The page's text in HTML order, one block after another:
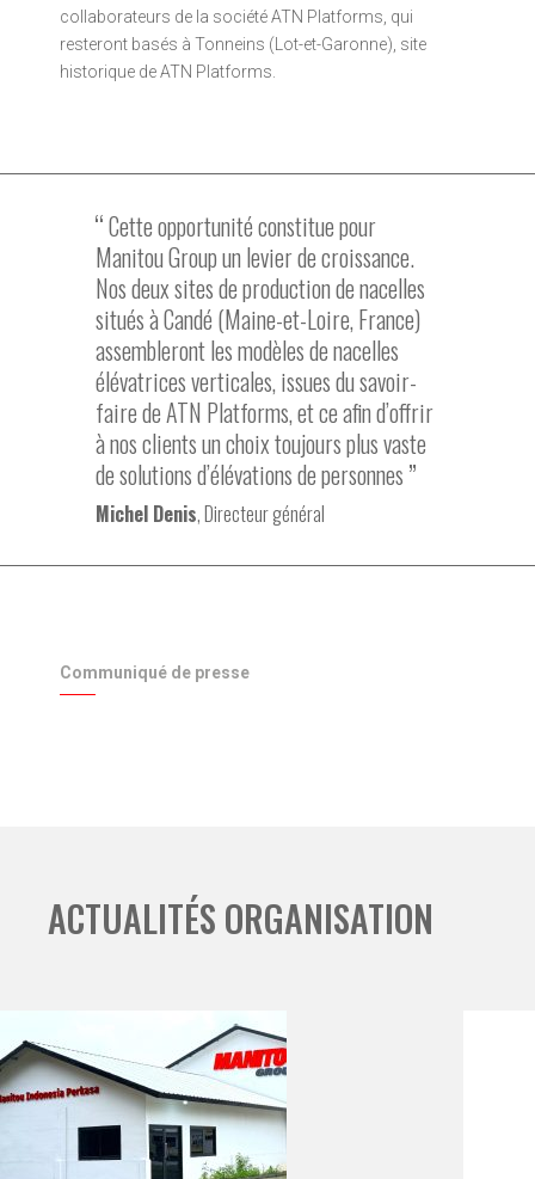
collaborateurs de la société ATN Platforms, qui
resteront basés à Tonneins (Lot-et-Garonne), site
historique de ATN Platforms.
Cette opportunité constitue pour
Manitou Group un levier de croissance.
Nos deux sites de production de nacelles
situés à Candé (Maine-et-Loire, France)
assembleront les modèles de nacelles
élévatrices verticales, issues du savoir-
faire de ATN Platforms, et ce afin d’offrir
à nos clients un choix toujours plus vaste
de solutions d’élévations de personnes
Michel Denis, Directeur général
Communiqué de presse
ACTUALITÉS ORGANISATION